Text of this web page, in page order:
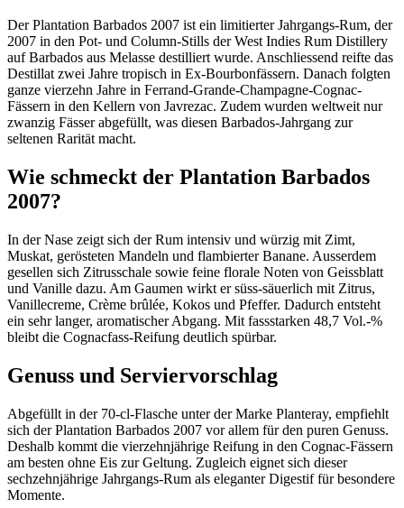
Der Plantation Barbados 2007 ist ein limitierter Jahrgangs-Rum, der
2007 in den Pot- und Column-Stills der West Indies Rum Distillery
auf Barbados aus Melasse destilliert wurde. Anschliessend reifte das
Destillat zwei Jahre tropisch in Ex-Bourbonfässern. Danach folgten
ganze vierzehn Jahre in Ferrand-Grande-Champagne-Cognac-
Fässern in den Kellern von Javrezac. Zudem wurden weltweit nur
zwanzig Fässer abgefüllt, was diesen Barbados-Jahrgang zur
seltenen Rarität macht.
Wie schmeckt der Plantation Barbados
2007?
In der Nase zeigt sich der Rum intensiv und würzig mit Zimt,
Muskat, gerösteten Mandeln und flambierter Banane. Ausserdem
gesellen sich Zitrusschale sowie feine florale Noten von Geissblatt
und Vanille dazu. Am Gaumen wirkt er süss-säuerlich mit Zitrus,
Vanillecreme, Crème brûlée, Kokos und Pfeffer. Dadurch entsteht
ein sehr langer, aromatischer Abgang. Mit fassstarken 48,7 Vol.-%
bleibt die Cognacfass-Reifung deutlich spürbar.
Genuss und Serviervorschlag
Abgefüllt in der 70-cl-Flasche unter der Marke Planteray, empfiehlt
sich der Plantation Barbados 2007 vor allem für den puren Genuss.
Deshalb kommt die vierzehnjährige Reifung in den Cognac-Fässern
am besten ohne Eis zur Geltung. Zugleich eignet sich dieser
sechzehnjährige Jahrgangs-Rum als eleganter Digestif für besondere
Momente.